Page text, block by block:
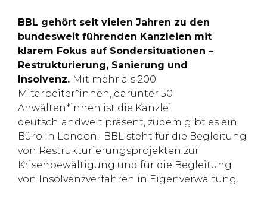
BBL gehört seit vielen Jahren zu den
bundesweit führenden Kanzleien mit
klarem Fokus auf Sondersituationen –
Restrukturierung, Sanierung und
Insolvenz. Mit mehr als 200
Mitarbeiter*innen, darunter 50
Anwälten*innen ist die Kanzlei
deutschlandweit präsent, zudem gibt es ein
Büro in London. BBL steht für die Begleitung
von Restrukturierungsprojekten zur
Krisenbewältigung und für die Begleitung
von Insolvenzverfahren in Eigenverwaltung.